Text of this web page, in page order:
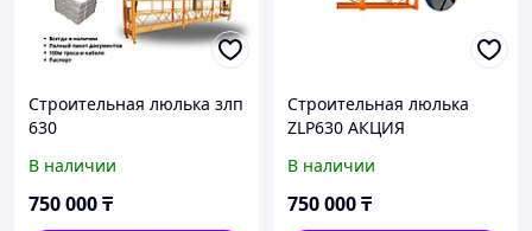
Строительная люлька злп
630
В наличии
750 000₸
Строительная люлька
ZLP630 АКЦИЯ
В наличии
750 000₸